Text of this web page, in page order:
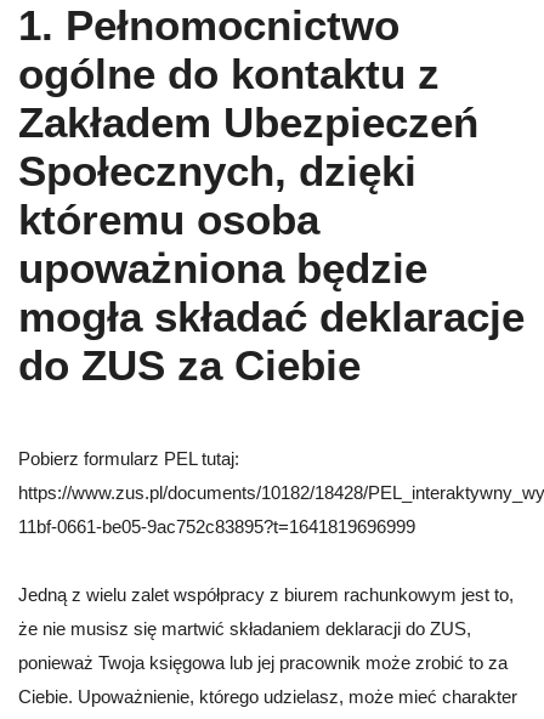
1. Pełnomocnictwo
ogólne do kontaktu z
Zakładem Ubezpieczeń
Społecznych, dzięki
któremu osoba
upoważniona będzie
mogła składać deklaracje
do ZUS za Ciebie
Pobierz formularz PEL tutaj:
https://www.zus.pl/documents/10182/18428/
11bf-0661-be05-9ac752c83895?t=1641819696999
Jedną z wielu zalet współpracy z biurem rachunkowym jest to,
że nie musisz się martwić składaniem deklaracji do ZUS,
ponieważ Twoja księgowa lub jej pracownik może zrobić to za
Ciebie. Upoważnienie, którego udzielasz, może mieć charakter